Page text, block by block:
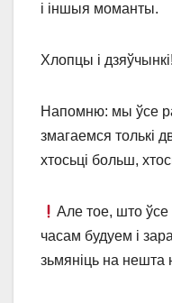
і іншыя моманты.
Хлопцы і дзяўчынкі!
Напомню: мы ўсе
змагаемся толькі
хтосьці больш,
Але тое, што ўсе
часам будуем і
зьмяніць на нешта